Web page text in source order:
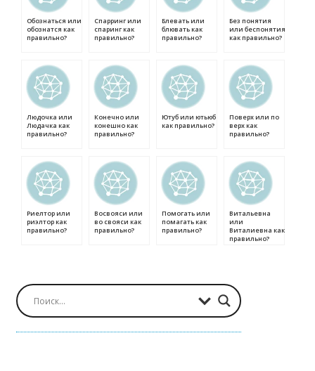
Обознаться или
обознатся как
правильно?
Спарринг или
спаринг как
правильно?
Блевать или
блювать как
правильно?
Без понятия
или беспонятия
как правильно?
Людочка или
Людачка как
правильно?
Конечно или
конешно как
правильно?
Ютуб или ютьюб
как правильно?
Поверх или по
верх как
правильно?
Риелтор или
риэлтор как
правильно?
Восвояси или
во свояси как
правильно?
Помогать или
помагать как
правильно?
Витальевна
или
Виталиевна как
правильно?